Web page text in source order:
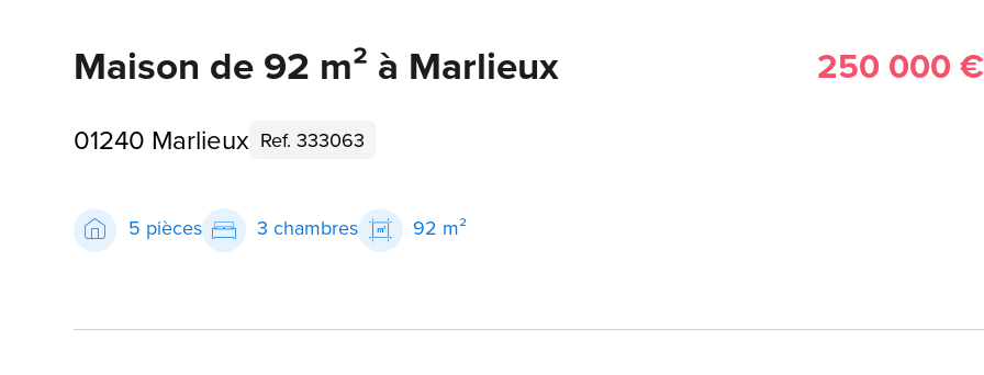
Maison de 92 m² à Marlieux 250 000 €
01240 Marlieux Ref. 333063
5 pièces 3 chambres 92 m²